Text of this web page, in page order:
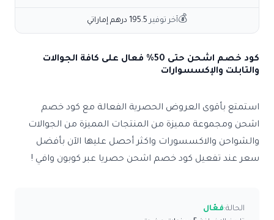
💰آخر توفير 195.5 درهم إماراتي
كود خصم اشحن حتى 50% فعال على كافة الجوالات
والتابلت والإكسسوارات
استمتع بأقوى العروض الحصرية الفعالة مع كود خصم
اشحن ومجموعة مميزة من المنتجات المميزة من الجوالات
والشواحن والاكسسورات واكثر أحصل عليها الآن بأفضل
سعر عند تفعيل كود خصم اشحن حصريا عبر كوبون وافي !
الحالة:فعّال